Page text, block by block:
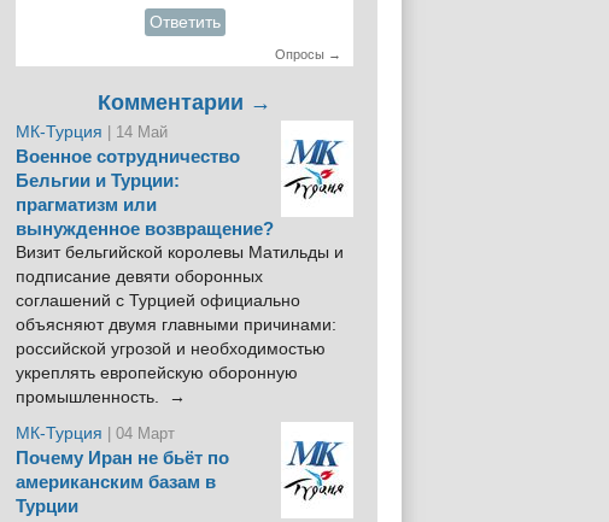
Ответить
Опросы →
Комментарии →
МК-Турция | 14 Май
Военное сотрудничество
Бельгии и Турции:
прагматизм или
вынужденное возвращение?
Визит бельгийской королевы Матильды и
подписание девяти оборонных
соглашений с Турцией официально
объясняют двумя главными причинами:
российской угрозой и необходимостью
укреплять европейскую оборонную
промышленность. →
МК-Турция
| 04 Март
Почему Иран не бьёт по
американским базам в
Турции